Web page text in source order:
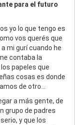
para el futuro
yo lo que tengo es
vos querés que
mi gurí cuando he
contaba la
papeles que
cosas es donde
de otro...
a más gente, de
grupo de padres
y que los